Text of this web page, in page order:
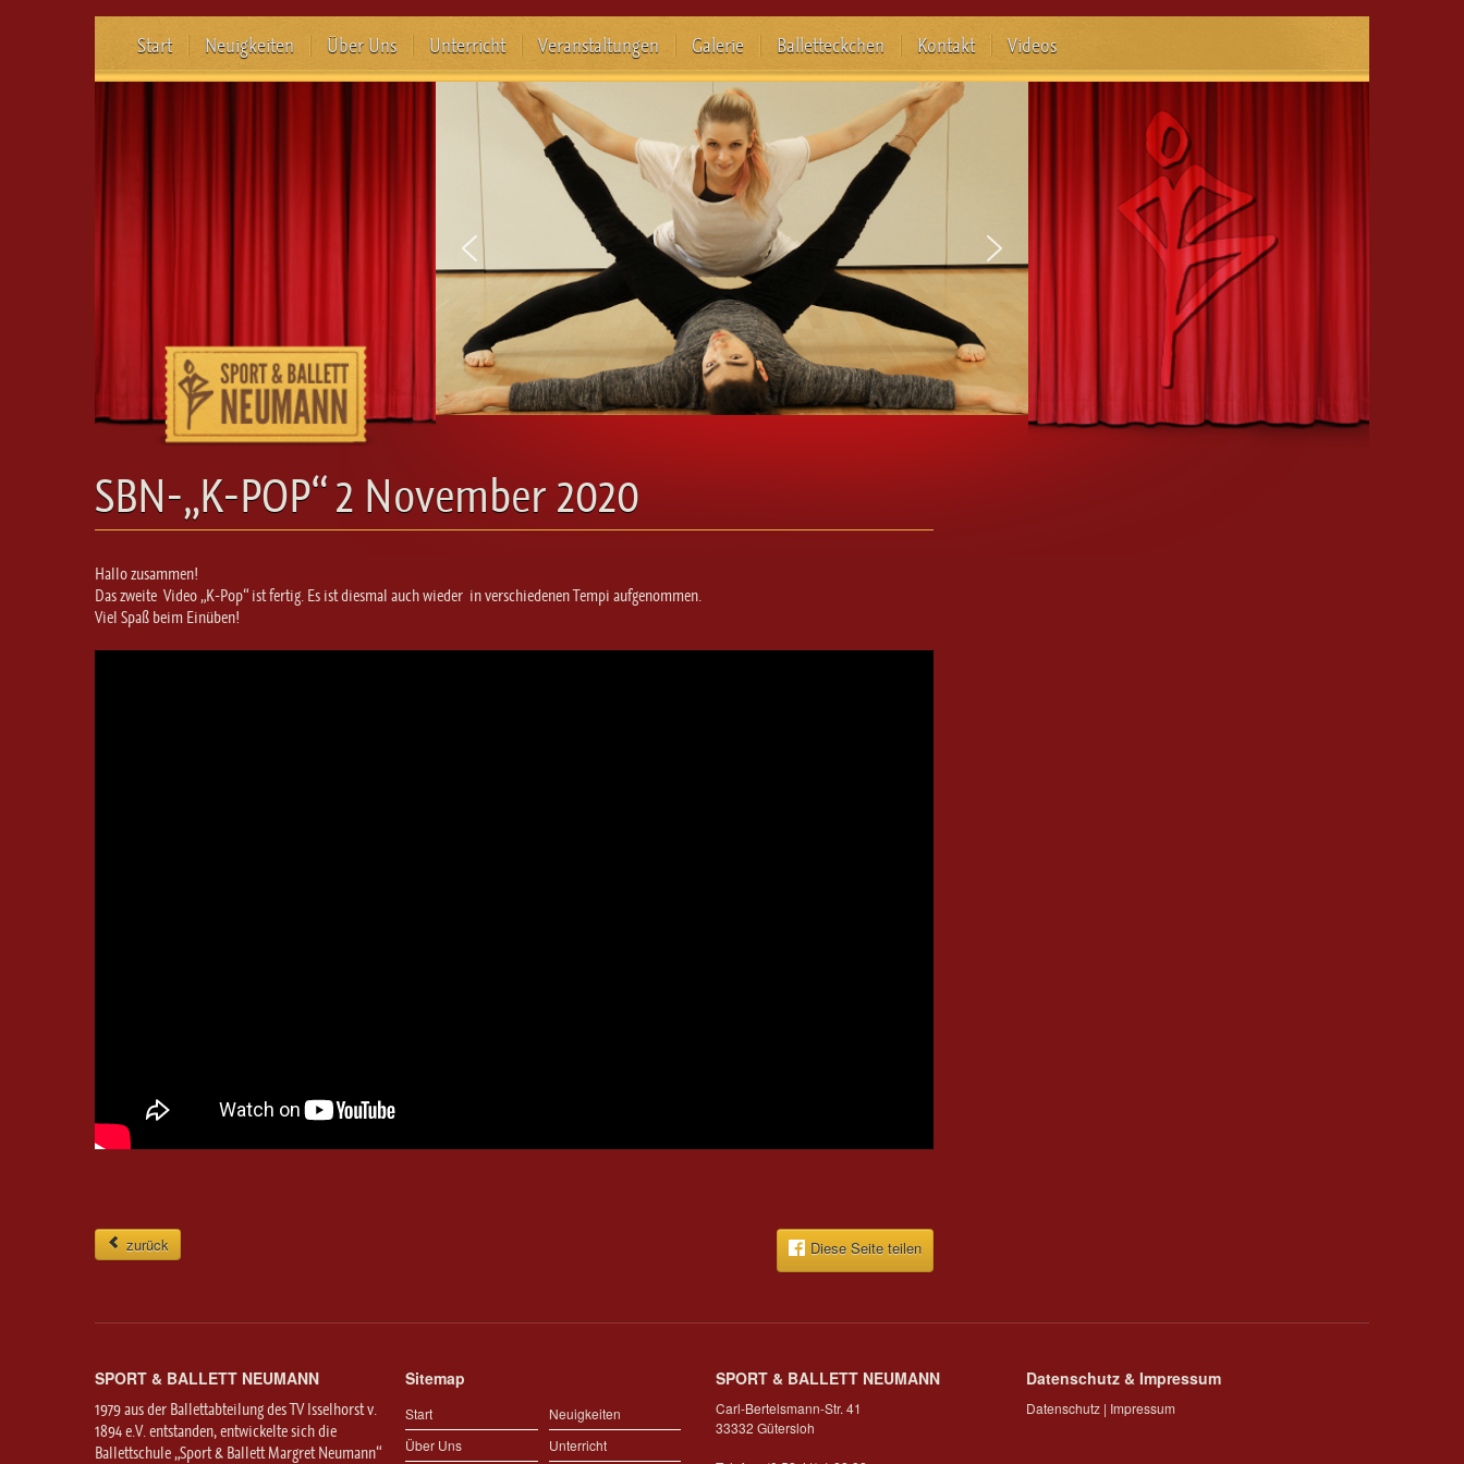
Start Neuigkeiten Über Uns Unterricht Veranstaltungen Galerie Balletteckchen Kontakt Videos
SBN-„K-POP“ 2 November 2020
Hallo zusammen!
Das zweite Video „K-Pop“ ist fertig. Es ist diesmal auch wieder in verschiedenen Tempi aufgenommen.
Viel Spaß beim Einüben!
zurück Diese Seite teilen
SPORT & BALLETT NEUMANN
1979 aus der Ballettabteilung des TV Isselhorst v.
1894 e.V. entstanden, entwickelte sich die
Ballettschule „Sport & Ballett Margret Neumann“
Sitemap
Start
Neuigkeiten
Über Uns
Unterricht
SPORT & BALLETT NEUMANN
Carl-Bertelsmann-Str. 41
33332 Gütersloh
Datenschutz & Impressum
Datenschutz | Impressum